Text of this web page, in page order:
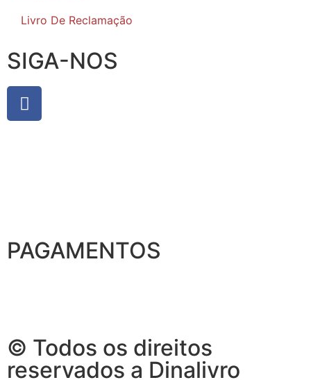
Livro De Reclamação
SIGA-NOS
PAGAMENTOS
© Todos os direitos
reservados a Dinalivro